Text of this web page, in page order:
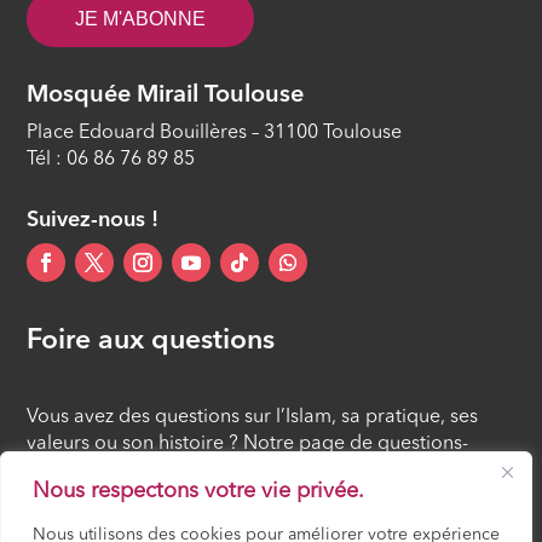
Nous respectons votre vie privée.
Nous utilisons des cookies pour améliorer votre expérience
JE M'ABONNE
Mosquée Mirail Toulouse
Place Edouard Bouillères – 31100 Toulouse
Tél : 06 86 76 89 85
Suivez-nous !
Foire aux questions
Vous avez des questions sur l’Islam, sa pratique, ses
valeurs ou son histoire ? Notre page de questions-
réponses rassemble des réponses claires et accessibles
à tous, croyants ou simples curieux.